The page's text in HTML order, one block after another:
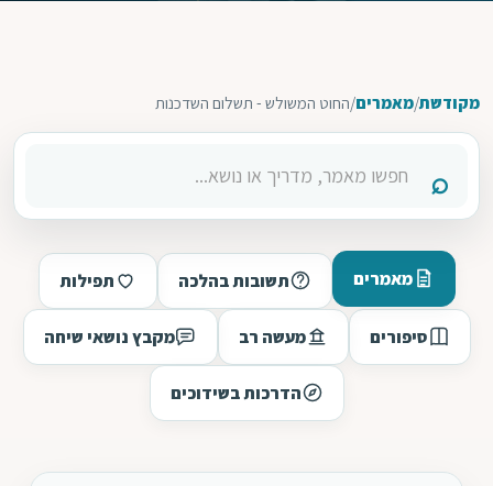
מקודשת/מאמרים/החוט המשולש - תשלום השדכנות
מאמרים תשובות בהלכה תפילות
סיפורים מעשה רב מקבץ נושאי שיחה
הדרכות בשידוכים